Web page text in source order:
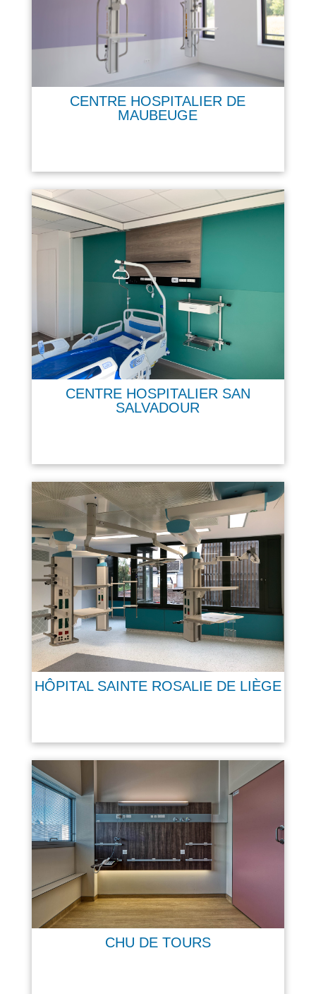
CENTRE HOSPITALIER DE
MAUBEUGE
CENTRE HOSPITALIER SAN
SALVADOUR
HÔPITAL SAINTE ROSALIE DE LIÈGE
CHU DE TOURS